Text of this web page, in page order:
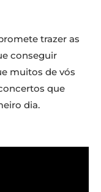
trazer as
conseguir
muitos de vós
que
dia.